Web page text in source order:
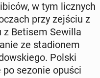
w tym licz­nych
przy zejściu z
z Betisem Sewilla
ze sta­dio­nem
Polski
po sezonie opuści